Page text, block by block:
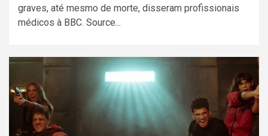
graves, até mesmo de morte, disseram profissionais
médicos à BBC. Source...